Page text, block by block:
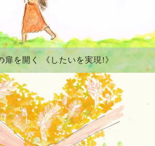
扉を開く 《したいを実現!》